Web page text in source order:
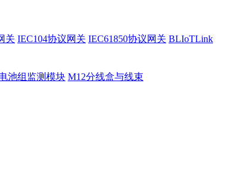
关 IEC104协议网关 IEC61850协议网关 BLIoTLink
池组监测模块 M12分线盒与线束